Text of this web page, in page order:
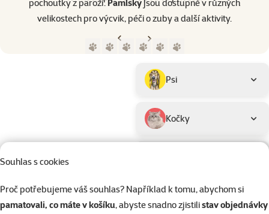
Souhlas s cookies
Proč potřebujeme váš souhlas? Například k tomu, abychom si
pamatovali, co máte v košíku, abyste snadno zjistilistav objednávky
pochoutky z paroží.Pamlskyjsou dostupné v různých
velikostech pro výcvik, péči o zuby a další aktivity.​
Předchozí stranaNásledující strana
Přejít na stranu 1 Přejít na stranu 2
Podkategorie
Psi
Kočky
Filtrovat 1
Kočky > Potřeby pro péči o